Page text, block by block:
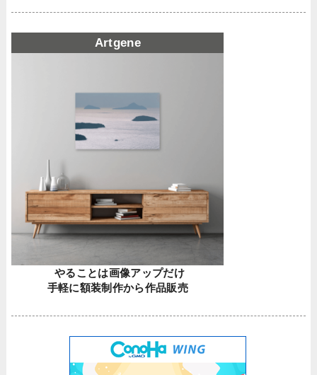
Artgene
やることは画像アップだけ
手軽に額装制作から作品販売